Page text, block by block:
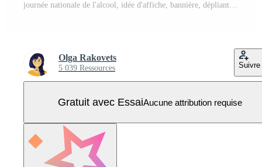
journée nationale de l'alcool, idée d'affiche, bannière, dépliant ou carte postale Vecteur Pro
Olga Rakovets
5 039 Ressources Suivre
Gratuit avec EssaiAucune attribution requise